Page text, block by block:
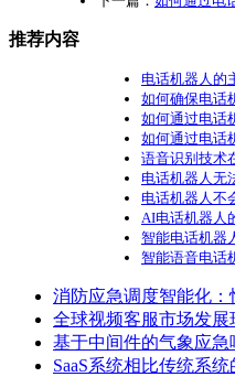
推荐内容
电话机器人的
如何确保电话
如何通过电话
如何通过电话
语音识别技术
电话机器人无
电话机器人不
AI电话机器人
智能电话机器
智能语音电话
消防应急调度智能化
全球视频客服市场发展
基于中间件的气象应
SaaS系统相比传统系